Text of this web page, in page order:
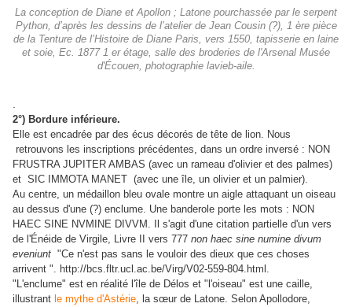
La conception de Diane et Apollon ; Latone pourchassée par le serpent
Python, d’après les dessins de l’atelier de Jean Cousin (?), 1 ère pièce
de la Tenture de l’Histoire de Diane Paris, vers 1550, tapisserie en laine
et soie, Ec. 1877 1 er étage, salle des broderies de l'Arsenal Musée
d'Écouen, photographie lavieb-aile.
2°) Bordure inférieure.
Elle est encadrée par des écus décorés de tête de lion. Nous
retrouvons les inscriptions précédentes, dans un ordre inversé : NON
FRUSTRA JUPITER AMBAS (avec un rameau d'olivier et des palmes)
et SIC IMMOTA MANET (avec une île, un olivier et un palmier).
Au centre, un médaillon bleu ovale montre un aigle attaquant un oiseau
au dessus d'une (?) enclume. Une banderole porte les mots : NON
HAEC SINE NVMINE DIVVM. Il s'agit d'une citation partielle d'un vers
de l'Énéide de Virgile, Livre II vers 777 non haec sine numine divum
eveniunt "Ce n'est pas sans le vouloir des dieux que ces choses
arrivent ". http://bcs.fltr.ucl.ac.be/Virg/V02-559-804.html.
"L'enclume" est en réalité l'île de Délos et "l'oiseau" est une caille,
illustrant le mythe d'Astérie, la sœur de Latone. Selon Apollodore,